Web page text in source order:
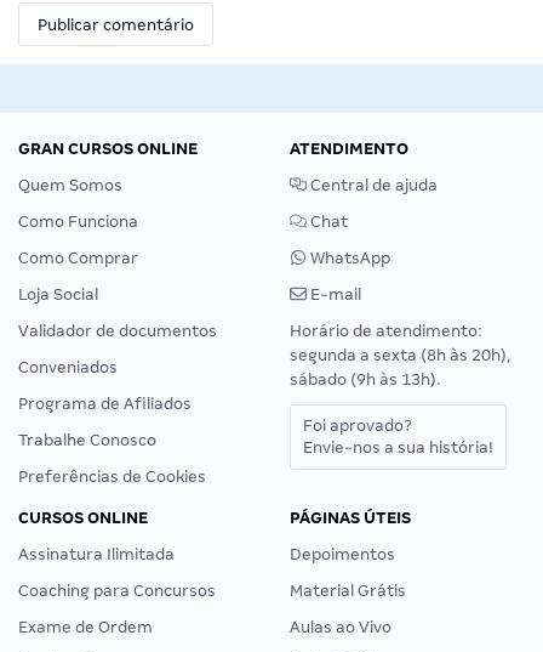
GRAN CURSOS ONLINE
Quem Somos
Como Funciona
Como Comprar
Loja Social
Validador de documentos
Conveniados
Programa de Afiliados
Trabalhe Conosco
Preferências de Cookies
ATENDIMENTO
Central de ajuda
Chat
WhatsApp
E-mail
Horário de atendimento:
segunda a sexta (8h às 20h),
sábado (9h às 13h).
Foi aprovado?
Envie-nos a sua história!
CURSOS ONLINE
Assinatura Ilimitada
Coaching para Concursos
Exame de Ordem
PÁGINAS ÚTEIS
Depoimentos
Material Grátis
Aulas ao Vivo